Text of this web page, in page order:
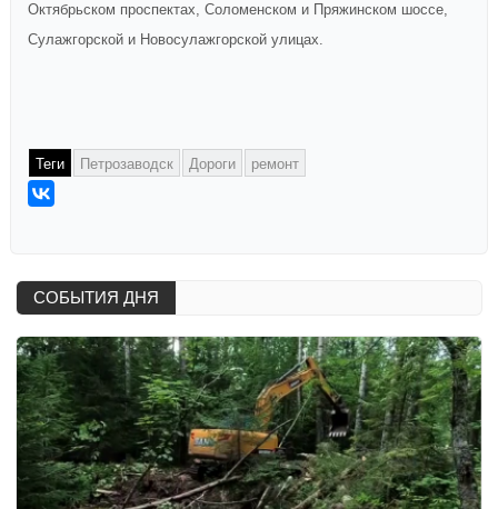
Октябрьском проспектах, Соломенском и Пряжинском шоссе,
Сулажгорской и Новосулажгорской улицах.
Теги Петрозаводск Дороги ремонт
СОБЫТИЯ ДНЯ